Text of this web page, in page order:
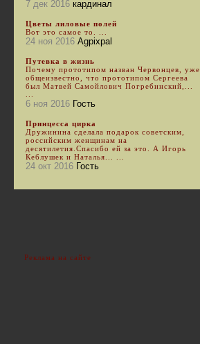
7 дек 2016 кардинал
Цветы лиловые полей
Вот это самое то. ...
24 ноя 2016 Agpixpal
Путевка в жизнь
Почему прототипом назван Червонцев, уже
общеизвестно, что прототипом Сергеева
был Матвей Самойлович Погребинский,...
6 ноя 2016 Гость
Принцесса цирка
Дружинина сделала подарок советским,
российским женщинам на
десятилетия.Спасибо ей за это. А Игорь
Кеблушек и Наталья... ...
24 окт 2016 Гость
Реклама на сайте